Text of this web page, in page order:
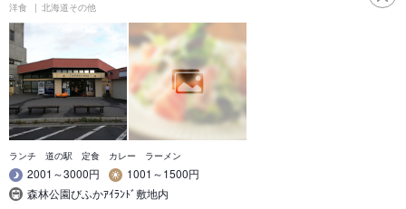
洋食 北海道その他
ランチ 道の駅 定食 カレー ラーメン
2001～3000円
1001～1500円
森林公園びふかｱｲﾗﾝﾄﾞ敷地内